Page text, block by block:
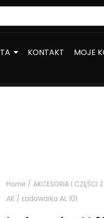
KONTAKT MOJE
Home / AKCESORIA I CZĘŚCI
AK / Ładowarka AL 101